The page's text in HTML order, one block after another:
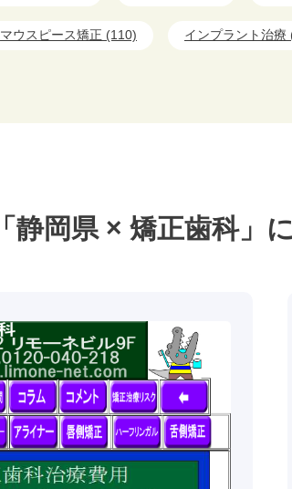
マウスピース矯正 (110) インプラント治療
「静岡県 × 矯正歯科」